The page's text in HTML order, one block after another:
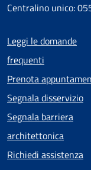
Centralino unico:
Menu piè
Leggi le domande
frequenti
Prenota
Segnala disservizio
Segnala barriera
architettonica
Richiedi assistenza